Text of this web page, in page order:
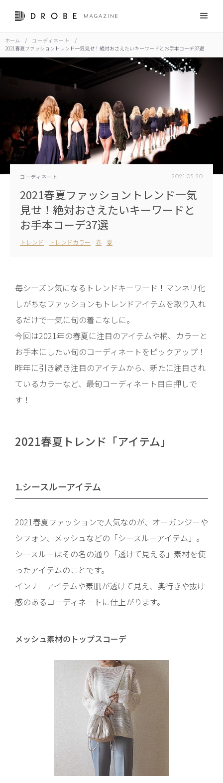
ホーム / コーディネート
/
2021春夏ファッショントレンド一気見せ！絶対おさえたいキーワードとお手本コーデ37選
コーディネート 2021 .05 .20
2021春夏ファッショントレンド一気
見せ！絶対おさえたいキーワードと
お手本コーデ37選
トレンド トレンドカラー 春 夏
毎シーズン気になるトレンドキーワード！マンネリ化
しがちなファッションもトレンドアイテムを取り入れ
るだけで一気に旬の着こなしに。
今回は2021年の春夏に注目のアイテムや柄、カラーと
お手本にしたい旬のコーディネートをピックアップ！
昨年に引き続き注目のアイテムから、新たに注目され
ているカラーなど、最旬コーディネート目白押しで
す！
2021春夏トレンド「アイテム」
1.シースルーアイテム
2021春夏ファッションで人気なのが、オーガンジーや
シフォン、メッシュなどの「シースルーアイテム」。
シースルーはその名の通り「透けて見える」素材を使
ったアイテムのことです。
インナーアイテムや素肌が透けて見え、奥行きや抜け
感のあるコーディネートに仕上がります。
メッシュ素材のトップスコーデ